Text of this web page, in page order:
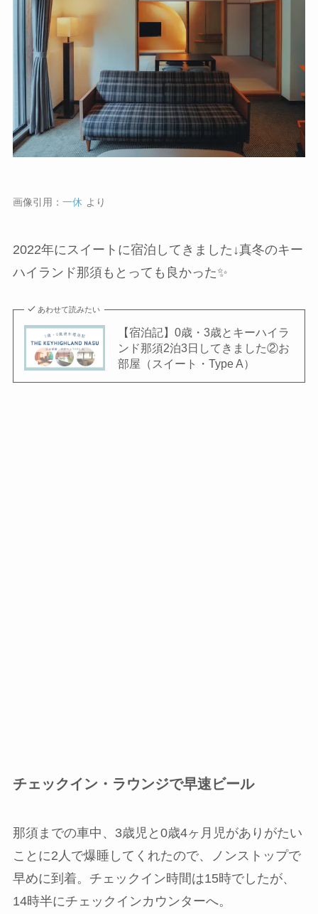
画像引用： 一休 より
2022年にスイートに宿泊してきました↓真冬のキー
ハイランド那須もとっても良かった✨
あわせて読みたい
【宿泊記】0歳・3歳とキーハイラ
ンド那須2泊3日してきました②お
部屋（スイート・Type A）
チェックイン・ラウンジで早速ビール
那須までの車中、3歳児と0歳4ヶ月児がありがたい
ことに2人で爆睡してくれたので、ノンストップで
早めに到着。チェックイン時間は15時でしたが、
14時半にチェックインカウンターへ。